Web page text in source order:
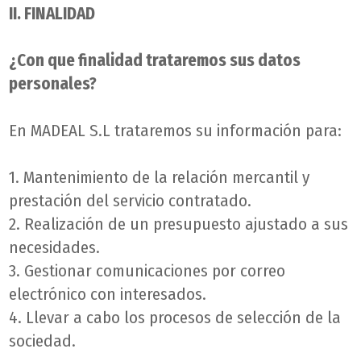
II. FINALIDAD
¿Con que finalidad trataremos sus datos
personales?
En MADEAL S.L trataremos su información para:
1. Mantenimiento de la relación mercantil y
prestación del servicio contratado.
2. Realización de un presupuesto ajustado a sus
necesidades.
3. Gestionar comunicaciones por correo
electrónico con interesados.
4. Llevar a cabo los procesos de selección de la
sociedad.